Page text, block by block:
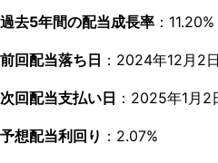
過去5年間の配当成長率 ：11.20%
前回配当落ち日 ：2024年12月2日
次回配当支払い日 ：2025年1月2
予想配当利回り ：2.07%